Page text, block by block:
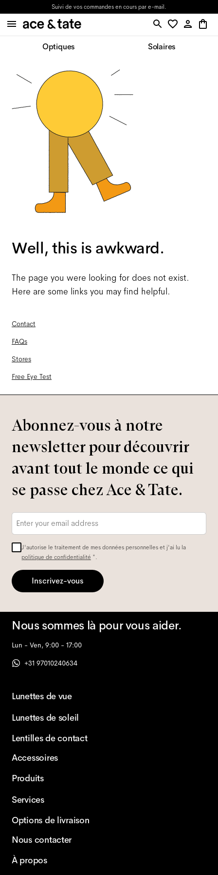
Suivi de vos commandes en cours par e-mail.
Optiques Solaires
Well, this is awkward.
The page you were looking for does not exist.
Here are some links you may find helpful.
Contact
FAQs
Stores
Free Eye Test
Abonnez-vous à notre
newsletter pour découvrir
avant tout le monde ce qui
se passe chez Ace & Tate.
Adresse
J'autorise le traitement de mes données personnelles et j'ai lu la
politique de confidentialité *.
Inscrivez-vous
Nous sommes là pour vous aider.
Lun - Ven, 9:00 - 17:00
+31 97010240634
Lunettes de vue
Lunettes de soleil
Lentilles de contact
Accessoires
Produits
Services
Options de livraison
Nous contacter
À propos